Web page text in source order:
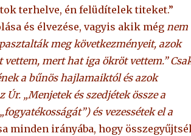
terhelve, én felüdítelek titeket.”
és élvezése, vagyis akik mégnem
meg következményeit, azok
mert hat iga ökröt vettem.”
a bűnös hajlamaiktól és azok
„Menjetek és szedjétek össze a
és vezessétek el a
minden irányába, hogy